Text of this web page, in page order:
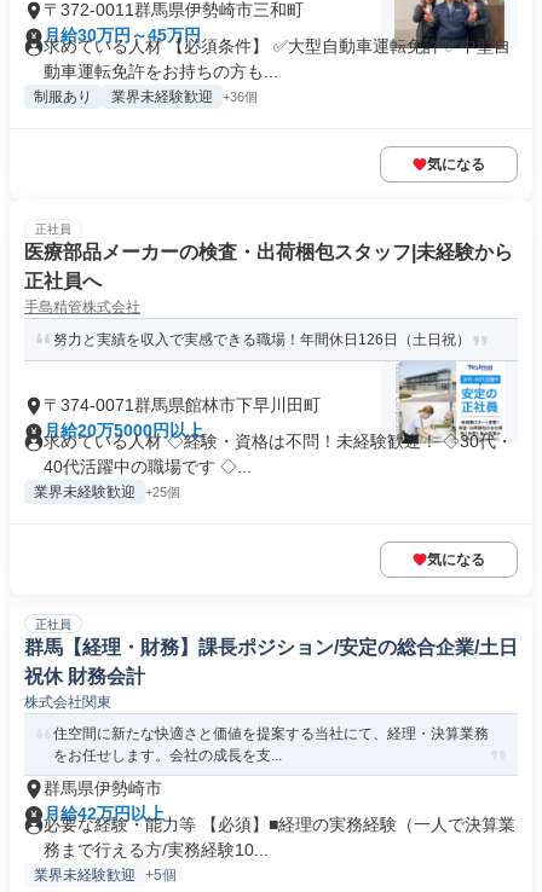
〒372-0011群馬県伊勢崎市三和町
月給30万円～45万円
求めている人材 【必須条件】 ✅大型自動車運転免許 ✅中型自
動車運転免許をお持ちの方も...
制服あり 業界未経験歓迎 +36個
気になる
正社員
医療部品メーカーの検査・出荷梱包スタッフ|未経験から
正社員へ
手島精管株式会社
努力と実績を収入で実感できる職場！年間休日126日（土日祝）
〒374-0071群馬県館林市下早川田町
月給20万5000円以上
求めている人材 ◇経験・資格は不問！未経験歓迎！ ◇30代・
40代活躍中の職場です ◇...
業界未経験歓迎 +25個
気になる
正社員
群馬【経理・財務】課長ポジション/安定の総合企業/土日
祝休 財務会計
株式会社関東
住空間に新たな快適さと価値を提案する当社にて、経理・決算業務
をお任せします。会社の成長を支...
群馬県伊勢崎市
月給42万円以上
必要な経験・能力等 【必須】■経理の実務経験（一人で決算業
務まで行える方/実務経験10...
業界未経験歓迎 +5個